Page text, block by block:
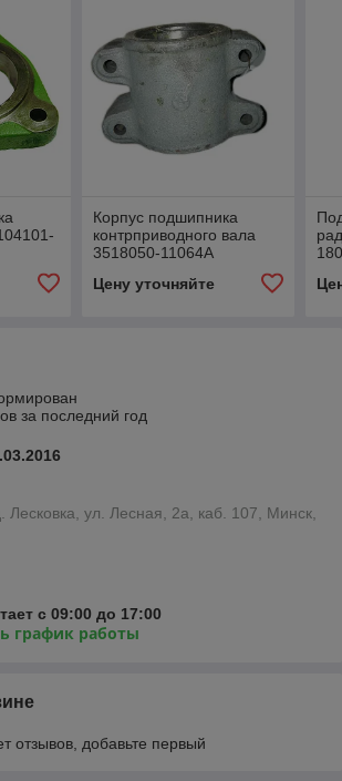
Корпус подшипника
контрприводного вала
3518050-11064А
Цену уточняйте
за последний год
Лесковка, ул. Лесная, 2а, каб. 107, Минск,
с 09:00 до 17:00
график работы
отзывов, добавьте первый